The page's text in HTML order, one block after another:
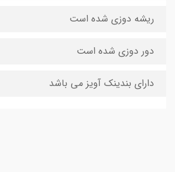
ریشه دوزی شده است
دور دوزی شده است
دارای بندینک آویز می باشد